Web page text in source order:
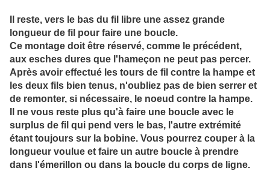
Il reste, vers le bas du fil libre une assez grande
longueur de fil pour faire une boucle.
Ce montage doit être réservé, comme le précédent,
aux esches dures que l'hameçon ne peut pas percer.
Après avoir effectué les tours de fil contre la hampe et
les deux fils bien tenus, n'oubliez pas de bien serrer et
de remonter, si nécessaire, le noeud contre la hampe.
Il ne vous reste plus qu'à faire une boucle avec le
surplus de fil qui pend vers le bas, l'autre extrémité
étant toujours sur la bobine. Vous pourrez couper à la
longueur voulue et faire un autre boucle à prendre
dans l'émerillon ou dans la boucle du corps de ligne.